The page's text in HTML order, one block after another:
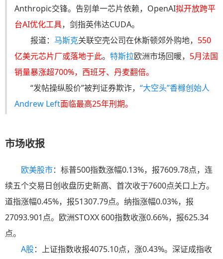
Anthropic交锋。告别单一芯片依赖，OpenAI拟开放跨平
台AI优化工具，剑指英伟达CUDA。
报道： 马斯克关联空壳公司在休斯顿郊外购地， 550
亿美元芯片厂或落地于此。 特斯拉欧洲市场回暖， 5月法国
销量暴涨超700%，西班牙、丹麦翻倍。
“发帖操纵股价”被判证券欺诈， “大空头”香橼创始人
Andrew Left面临最高25年刑期。
市场收报
欧美股市：标普500指数涨幅0.13%，报7609.78点，连
续五个交易日创收盘历史新高、首次收于7600点关口上方。
道指涨幅0.45%，报51307.79点。纳指涨幅0.03%，报
27093.901点。欧洲STOXX 600指数收涨0.66%，报625.34
点。
A股：上证指数收报4075.10点，涨0.43%。深证成指收